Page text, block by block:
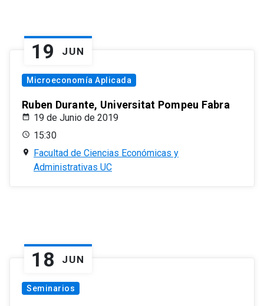
19 JUN
Microeconomía Aplicada
Ruben Durante, Universitat Pompeu Fabra
19 de Junio de 2019
15:30
Facultad de Ciencias Económicas y
Administrativas UC
18 JUN
Seminarios